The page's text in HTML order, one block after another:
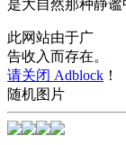
是大自然那种静谧
此网站由于广
告收入而存在。
请关闭 Adblock ！
随机图片